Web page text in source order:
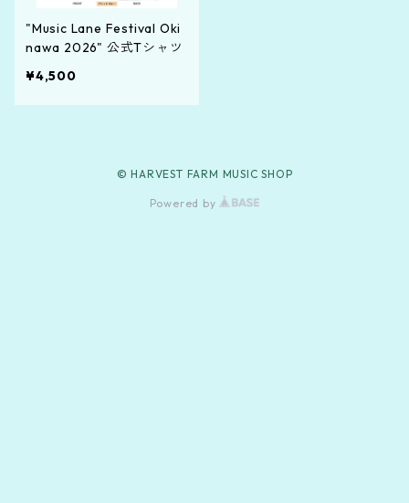
"Music Lane Festival Oki
nawa 2026" 公式Tシャツ
¥4,500
© HARVEST FARM MUSIC SHOP
Powered by